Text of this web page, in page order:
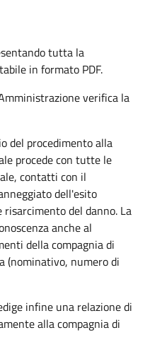
tutta la
in formato PDF.
verifica la
del procedimento alla
procede con tutte le
contatti con il
dell'esito
del danno. La
anche al
della compagnia di
(nominativo, numero di
infine una relazione di
alla compagnia di